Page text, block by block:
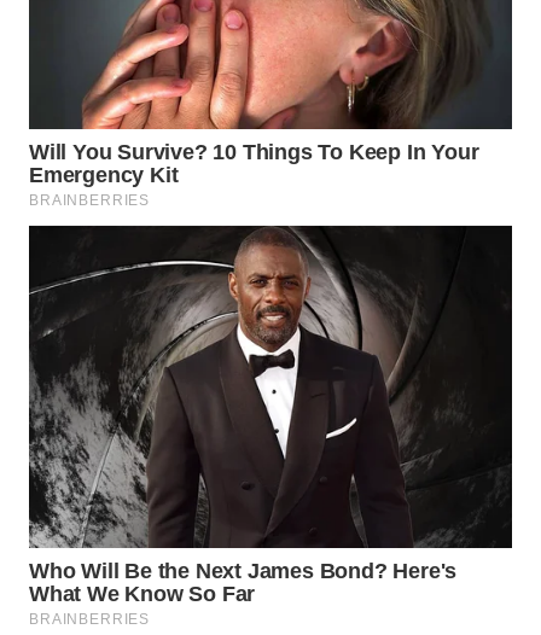
WN
DAIRI
WN
NIAS
WN
LANGKAT
WN
TAPANULI
SELATAN
WN